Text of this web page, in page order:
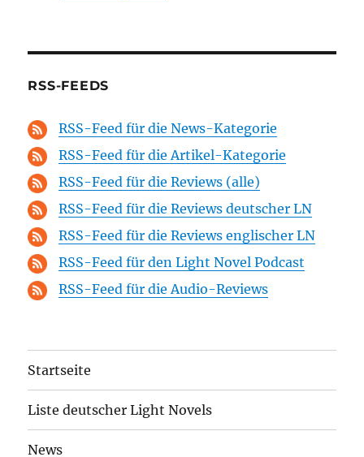
RSS-FEEDS
RSS-Feed für die News-Kategorie
RSS-Feed für die Artikel-Kategorie
RSS-Feed für die Reviews (alle)
RSS-Feed für die Reviews deutscher LN
RSS-Feed für die Reviews englischer LN
RSS-Feed für den Light Novel Podcast
RSS-Feed für die Audio-Reviews
Startseite
Liste deutscher Light Novels
News